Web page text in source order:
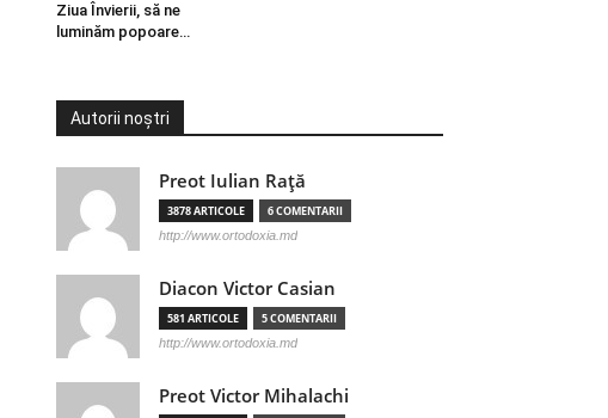
Ziua Învierii, să ne
luminăm popoare…
Autorii noștri
Preot Iulian Raţă
3878 ARTICOLE 6 COMENTARII
http://www.ortodoxia.md
Diacon Victor Casian
581 ARTICOLE 5 COMENTARII
http://www.ortodoxia.md
Preot Victor Mihalachi